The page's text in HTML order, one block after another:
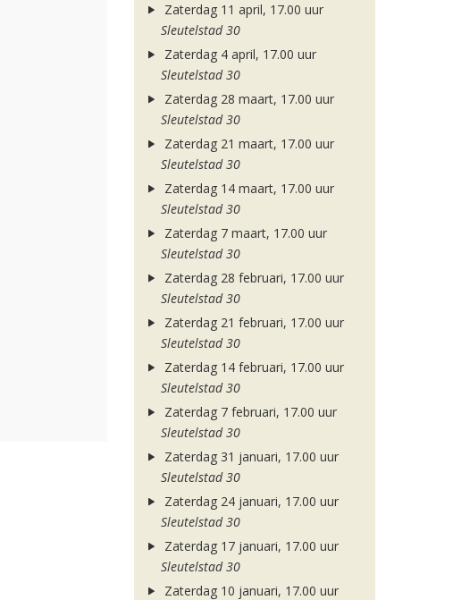
Zaterdag 11 april, 17.00 uur
Sleutelstad 30
Zaterdag 4 april, 17.00 uur
Sleutelstad 30
Zaterdag 28 maart, 17.00 uur
Sleutelstad 30
Zaterdag 21 maart, 17.00 uur
Sleutelstad 30
Zaterdag 14 maart, 17.00 uur
Sleutelstad 30
Zaterdag 7 maart, 17.00 uur
Sleutelstad 30
Zaterdag 28 februari, 17.00 uur
Sleutelstad 30
Zaterdag 21 februari, 17.00 uur
Sleutelstad 30
Zaterdag 14 februari, 17.00 uur
Sleutelstad 30
Zaterdag 7 februari, 17.00 uur
Sleutelstad 30
Zaterdag 31 januari, 17.00 uur
Sleutelstad 30
Zaterdag 24 januari, 17.00 uur
Sleutelstad 30
Zaterdag 17 januari, 17.00 uur
Sleutelstad 30
Zaterdag 10 januari, 17.00 uur